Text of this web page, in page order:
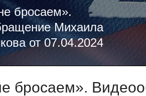
бросаем».
Михаила
от 07.04.2024
бросаем».